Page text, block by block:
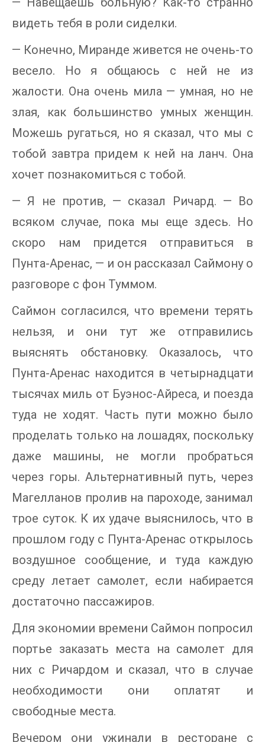
видеть тебя в роли сиделки.
— Конечно, Миранде живется не очень-то
весело. Но я общаюсь с ней не из
жалости. Она очень мила — умная, но не
злая, как большинство умных женщин.
Можешь ругаться, но я сказал, что мы с
тобой завтра придем к ней на ланч. Она
хочет познакомиться с тобой.
— Я не против, — сказал Ричард. — Во
всяком случае, пока мы еще здесь. Но
скоро нам придется отправиться в
Пунта-Аренас, — и он рассказал Саймону о
разговоре с фон Туммом.
Саймон согласился, что времени терять
нельзя, и они тут же отправились
выяснять обстановку. Оказалось, что
Пунта-Аренас находится в четырнадцати
тысячах миль от Буэнос-Айреса, и поезда
туда не ходят. Часть пути можно было
проделать только на лошадях, поскольку
даже машины, не могли пробраться
через горы. Альтернативный путь, через
Магелланов пролив на пароходе, занимал
трое суток. К их удаче выяснилось, что в
прошлом году с Пунта-Аренас открылось
воздушное сообщение, и туда каждую
среду летает самолет, если набирается
достаточно пассажиров.
Для экономии времени Саймон попросил
портье заказать места на самолет для
них с Ричардом и сказал, что в случае
необходимости они оплатят и
свободные места.
Вечером они ужинали в ресторане с